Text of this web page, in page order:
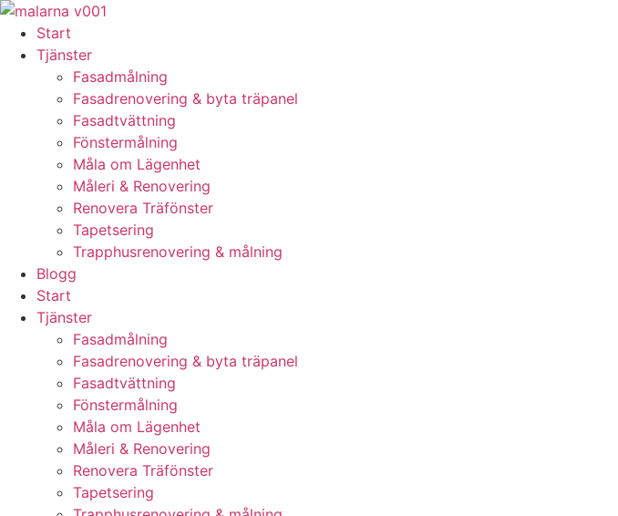
Skip
content
Start
Tjänster
Fasadmålning
Fasadrenovering & byta träpanel
Fasadtvättning
Fönstermålning
Måla om Lägenhet
Måleri & Renovering
Renovera Träfönster
Tapetsering
Trapphusrenovering & målning
Blogg
Start
Tjänster
Fasadmålning
Fasadrenovering & byta träpanel
Fasadtvättning
Fönstermålning
Måla om Lägenhet
Måleri & Renovering
Renovera Träfönster
Tapetsering